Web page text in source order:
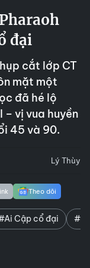
đại
cắt lớp CT
mặt một
đã hé lộ
– vị vua huyền
45 và 90.
Lý Thùy
Theo dõi
Cập cổ đại